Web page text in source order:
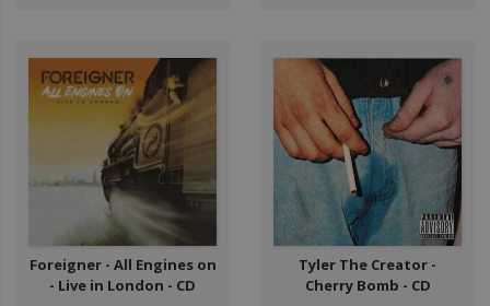
Foreigner - All Engines on
- Live in London - CD
Tyler The Creator -
Cherry Bomb - CD